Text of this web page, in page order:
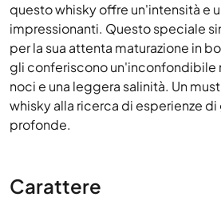
questo whisky offre un'intensità e
impressionanti. Questo speciale
per la sua attenta maturazione in
gli conferiscono un'inconfondibile
noci e una leggera salinità. Un
whisky alla ricerca di esperienze di
profonde.
Carattere